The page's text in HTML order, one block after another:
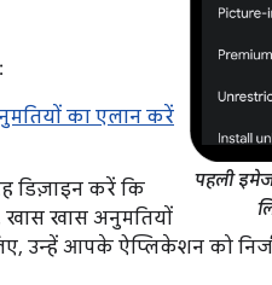
पहली
का एलान करें
डिज़ाइन करें कि
खास खास अनुमतियों
उन्हें आपके ऐप्लिकेशन को